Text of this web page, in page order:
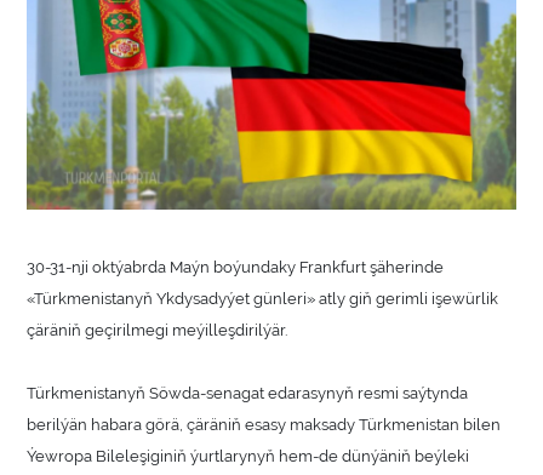
30-31-nji oktýabrda Maýn boýundaky Frankfurt şäherinde
«Türkmenistanyň Ykdysadyýet günleri» atly giň gerimli işewürlik
çäräniň geçirilmegi meýilleşdirilýär.
Türkmenistanyň Söwda-senagat edarasynyň resmi saýtynda
berilýän habara görä, çäräniň esasy maksady Türkmenistan bilen
Ýewropa Bileleşiginiň ýurtlarynyň hem-de dünýäniň beýleki